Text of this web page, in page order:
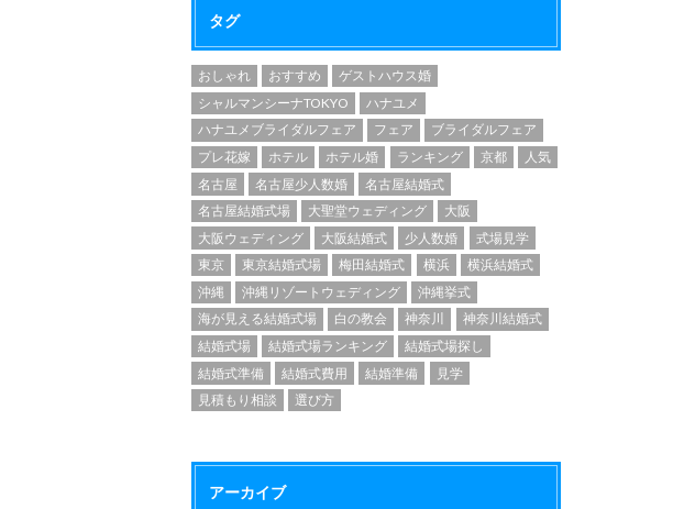
タグ
おしゃれ おすすめ
ゲストハウス婚
シャルマンシーナTOKYO
ハナユメ
ハナユメブライダルフェア
フェア
ブライダルフェア
プレ花嫁
ホテル ホテル婚 ランキング 京都
人気
名古屋
名古屋少人数婚
名古屋結婚式
名古屋結婚式場
大聖堂ウェディング
大阪
大阪ウェディング
大阪結婚式 少人数婚
式場見学
東京
東京結婚式場 梅田結婚式 横浜
横浜結婚式
沖縄
沖縄リゾートウェディング
沖縄挙式
海が見える結婚式場
白の教会 神奈川
神奈川結婚式
結婚式場
結婚式場ランキング
結婚式場探し
結婚式準備
結婚式費用 結婚準備
見学
見積もり相談
選び方
アーカイブ